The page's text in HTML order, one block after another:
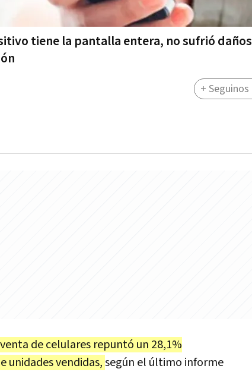
tiene la pantalla entera, no sufrió
+ Seguinos
de celulares repuntó un 28,1%
unidades vendidas,según el último informe